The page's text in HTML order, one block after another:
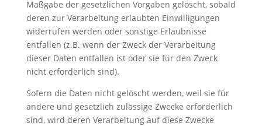
Maßgabe der gesetzlichen Vorgaben gelöscht, sobald
deren zur Verarbeitung erlaubten Einwilligungen
widerrufen werden oder sonstige Erlaubnisse
entfallen (z.B. wenn der Zweck der Verarbeitung
dieser Daten entfallen ist oder sie für den Zweck
nicht erforderlich sind).
Sofern die Daten nicht gelöscht werden, weil sie für
andere und gesetzlich zulässige Zwecke erforderlich
sind, wird deren Verarbeitung auf diese Zwecke